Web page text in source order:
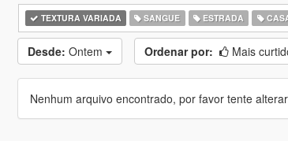
TEXTURA VARIADA SANGUE ESTRADA
Desde: Ontem Ordenar por: Mais
Nenhum arquivo encontrado, por favor tente